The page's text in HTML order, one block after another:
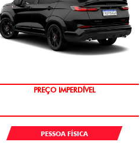
SAIA DE FIAT 0KM
PESSOA FÍSICA